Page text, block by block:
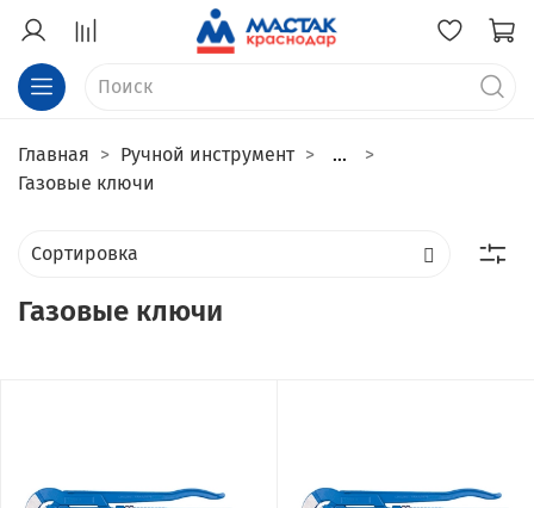
Главная Ручной инструмент
...
Газовые ключи
Газовые ключи